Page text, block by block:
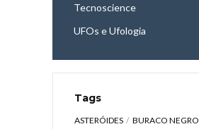
Tecnoscience
UFOs e Ufologia
Tags
ASTERÓIDES
BURACO NEGRO